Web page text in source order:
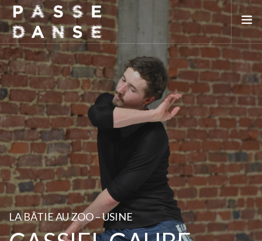
LA SAISON 25/26
MAI DE LA DANSE
LE PASSEDANSE
LES LIEUX PARTENAIRES
ADHÉREZ
LA BÂTIE AU ZOO – USINE